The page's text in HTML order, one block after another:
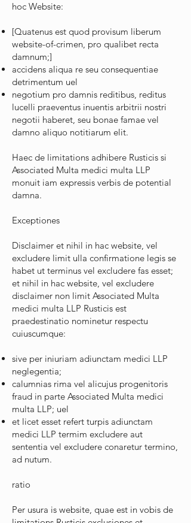
hoc Website:
[Quatenus est quod provisum liberum
website-of-crimen, pro qualibet recta
damnum;]
accidens aliqua re seu consequentiae
detrimentum uel
negotium pro damnis reditibus, reditus
lucelli praeventus inuentis arbitrii nostri
negotii haberet, seu bonae famae vel
damno aliquo notitiarum elit.
Haec de limitations adhibere Rusticis si
Associated Multa medici multa LLP
monuit iam expressis verbis de potential
damna.
Exceptiones
Disclaimer et nihil in hac website, vel
excludere limit ulla confirmatione legis se
habet ut terminus vel excludere fas esset;
et nihil in hac website, vel excludere
disclaimer non limit Associated Multa
medici multa LLP Rusticis est
praedestinatio nominetur respectu
cuiuscumque:
sive per iniuriam adiunctam medici LLP
neglegentia;
calumnias rima vel alicujus progenitoris
fraud in parte Associated Multa medici
multa LLP; uel
et licet esset refert turpis adiunctam
medici LLP termim excludere aut
sententia vel excludere conaretur termino,
ad nutum.
ratio
Per usura is website, quae est in vobis de